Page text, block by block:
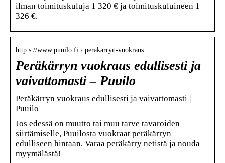
ilman toimituskuluja 1 320 € ja toimituskuluineen 1
326 €.
http s://www.puuilo.fi › perakarryn-vuokraus
Peräkärryn vuokraus edullisesti ja
vaivattomasti – Puuilo
Peräkärryn vuokraus edullisesti ja vaivattomasti |
Puuilo
Jos edessä on muutto tai muu tarve tavaroiden
siirtämiselle, Puuilosta vuokraat peräkärryn
edulliseen hintaan. Varaa peräkärry netistä ja nouda
myymälästä!